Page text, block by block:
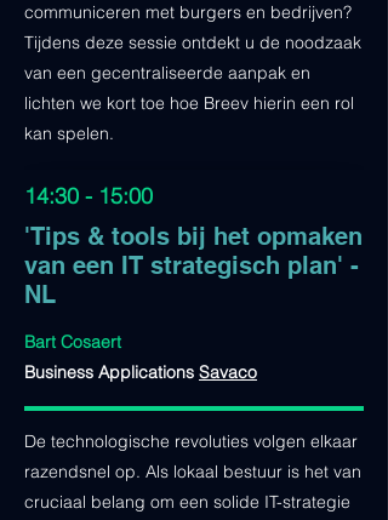
communiceren met burgers en bedrijven?
Tijdens deze sessie ontdekt u de noodzaak
van een gecentraliseerde aanpak en
lichten we kort toe hoe Breev hierin een rol
kan spelen.
14:30 - 15:00
'Tips & tools bij het opmaken
van een IT strategisch plan' -
NL
Bart Cosaert
Business Applications Savaco
De technologische revoluties volgen elkaar
razendsnel op. Als lokaal bestuur is het van
cruciaal belang om een solide IT-strategie